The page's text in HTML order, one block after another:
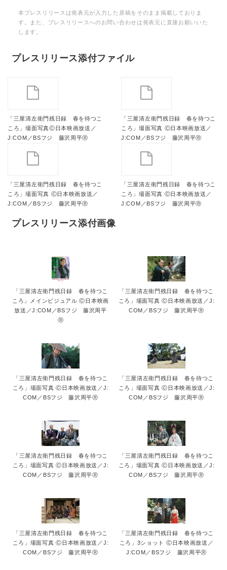
本プレスリリースは発表元が入力した原稿をそのまま掲載しておりま
す。また、プレスリリースへのお問い合わせは発表元に直接お願いいた
します。
プレスリリース添付ファイル
「三屋清左衛門残日録 春を待つこ
ころ」場面写真Ⓒ日本映画放送／
J:COM／BSフジ 藤沢周平Ⓡ
「三屋清左衛門残日録 春を待つこ
ころ」場面写真 Ⓒ日本映画放送／
J:COM／BSフジ 藤沢周平Ⓡ
「三屋清左衛門残日録 春を待つこ
ころ」場面写真 Ⓒ日本映画放送／
J:COM／BSフジ 藤沢周平Ⓡ
「三屋清左衛門残日録 春を待つこ
ころ」場面写真 Ⓒ日本映画放送／
J:COM／BSフジ 藤沢周平Ⓡ
プレスリリース添付画像
「三屋清左衛門残日録 春を待つこ
ころ」メインビジュアル Ⓒ日本映画
放送／J:COM／BSフジ 藤沢周平
Ⓡ
「三屋清左衛門残日録 春を待つこ
ころ」場面写真 Ⓒ日本映画放送／J:
COM／BSフジ 藤沢周平Ⓡ
「三屋清左衛門残日録 春を待つこ
ころ」場面写真 Ⓒ日本映画放送／J:
COM／BSフジ 藤沢周平Ⓡ
「三屋清左衛門残日録 春を待つこ
ころ」場面写真 Ⓒ日本映画放送／J:
COM／BSフジ 藤沢周平Ⓡ
「三屋清左衛門残日録 春を待つこ
ころ」場面写真 Ⓒ日本映画放送／J:
COM／BSフジ 藤沢周平Ⓡ
「三屋清左衛門残日録 春を待つこ
ころ」場面写真 Ⓒ日本映画放送／J:
COM／BSフジ 藤沢周平Ⓡ
「三屋清左衛門残日録 春を待つこ
ころ」場面写真 Ⓒ日本映画放送／J:
COM／BSフジ 藤沢周平Ⓡ
「三屋清左衛門残日録 春を待つこ
ころ」3ショット Ⓒ日本映画放送／
J:COM／BSフジ 藤沢周平Ⓡ